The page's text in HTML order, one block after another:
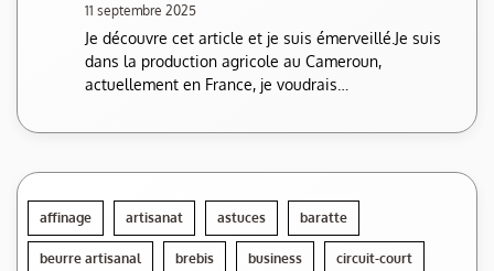
11 septembre 2025
Je découvre cet article et je suis émerveillé.Je suis
dans la production agricole au Cameroun,
actuellement en France, je voudrais…
affinage artisanat astuces baratte
beurre artisanal brebis business circuit-court